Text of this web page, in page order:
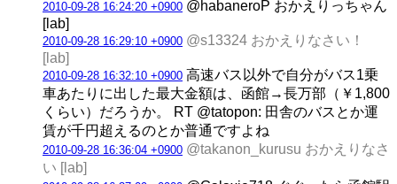
2010-09-28 16:24:20 +0900 @habaneroP おかえりっちゃん
[lab]
2010-09-28 16:29:10 +0900 @s13324 おかえりなさい！
[lab]
2010-09-28 16:32:10 +0900 高速バス以外で自分がバス1乗
車あたりに出した最大金額は、函館→長万部（￥1,800
くらい）だろうか。 RT @tatopon: 田舎のバスとか運
賃が千円超えるのとか普通ですよね
2010-09-28 16:36:04 +0900 @takanon_kurusu おかえりなさ
い [lab]